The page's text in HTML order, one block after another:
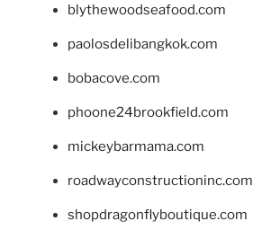
blythewoodseafood.com
paolosdelibangkok.com
bobacove.com
phoone24brookfield.com
mickeybarmama.com
roadwayconstructioninc.com
shopdragonflyboutique.com